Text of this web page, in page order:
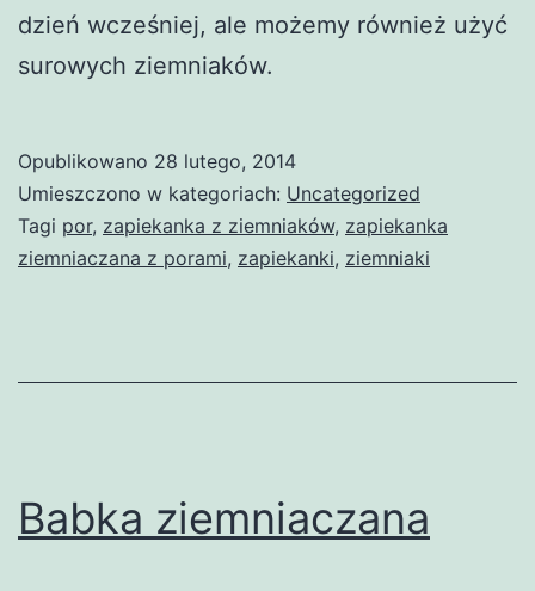
dzień wcześniej, ale możemy również użyć
surowych ziemniaków.
Opublikowano 28 lutego, 2014
Umieszczono w kategoriach: Uncategorized
Tagi por, zapiekanka z ziemniaków, zapiekanka
ziemniaczana z porami, zapiekanki, ziemniaki
Babka ziemniaczana